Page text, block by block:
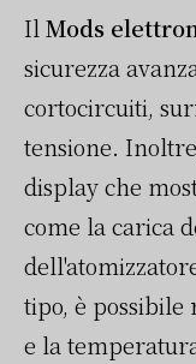
Il Mods
sicurezza
cortocircuiti,
tensione.
display che
come la carica
tipo, è possibile
e la